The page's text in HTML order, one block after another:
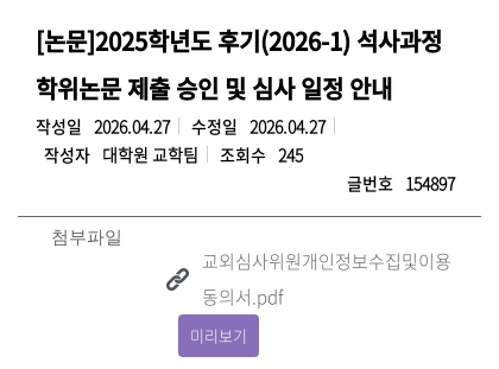
[논문]2025학년도 후기(2026-1) 석사과정
학위논문 제출 승인 및 심사 일정 안내
작성일 2026.04.27 수정일 2026.04.27
작성자 대학원 교학팀 조회수 245
글번호 154897
첨부파일
교외심사위원개인정보수집및이용
동의서.pdf
미리보기